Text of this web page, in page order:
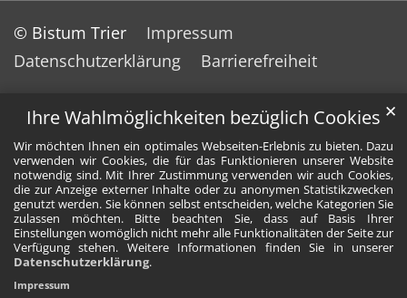
Ihre Wahlmöglichkeiten bezüglich Cookies
Wir möchten Ihnen ein optimales Webseiten-Erlebnis zu bieten. Dazu
verwenden wir Cookies, die für das Funktionieren unserer Website
notwendig sind. Mit Ihrer Zustimmung verwenden wir auch Cookies,
die zur Anzeige externer Inhalte oder zu anonymen Statistikzwecken
genutzt werden. Sie können selbst entscheiden, welche Kategorien Sie
zulassen möchten. Bitte beachten Sie, dass auf Basis Ihrer
Einstellungen womöglich nicht mehr alle Funktionalitäten der Seite zur
Verfügung stehen. Weitere Informationen finden Sie in unserer
Datenschutzerklärung.
✕
Impressum
© Bistum Trier
Impressum
Datenschutzerklärung
Barrierefreiheit